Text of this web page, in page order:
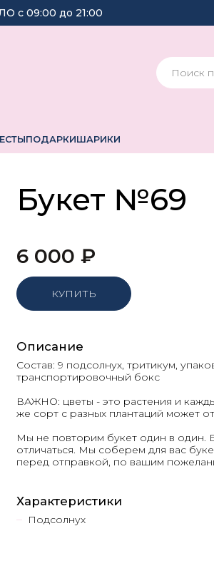
с 09:00 до 21:00
ПОДАРКИШАРИКИ
Букет №69
6 000 ₽
КУПИТЬ
Описание
Состав: 9 подсолнух, тритикум,
транспортировочный бокс
ВАЖНО: цветы - это растения и
же сорт с разных плантаций может
Мы не повторим букет один в один.
отличаться. Мы соберем для вас
перед отправкой, по вашим
Характеристики
Подсолнух